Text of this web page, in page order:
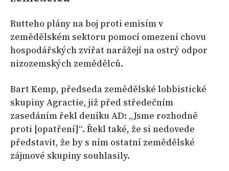
Rutteho plány na boj proti emisím v
zemědělském sektoru pomocí omezení chovu
hospodářských zvířat narážejí na ostrý odpor
nizozemských zemědělců.
Bart Kemp, předseda zemědělské lobbistické
skupiny Agractie, již před středečním
zasedáním řekl deníku AD: „Jsme rozhodně
proti [opatření]“. Řekl také, že si nedovede
představit, že by s ním ostatní zemědělské
zájmové skupiny souhlasily.